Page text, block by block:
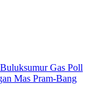
Gas Poll
Mas Pram-Bang